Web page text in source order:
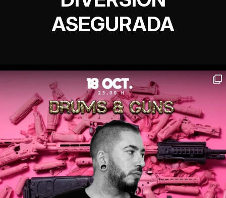
ASEGURADA